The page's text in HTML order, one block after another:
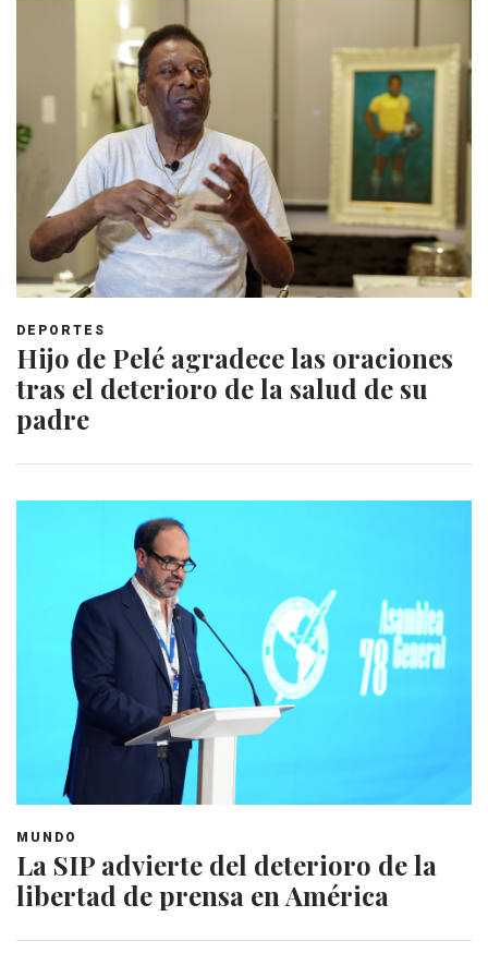
DEPORTES
Hijo de Pelé agradece las oraciones
tras el deterioro de la salud de su
padre
MUNDO
La SIP advierte del deterioro de la
libertad de prensa en América